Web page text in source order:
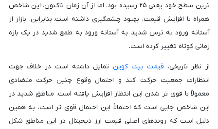
ترین سطح خود یعنی ۲۵ رسیده بود، اما از آن زمان تاکنون، این شاخص
همراه با افزایش قیمت، بهبود چشمگیری داشته است. بنابراین، بازار از
آستانه ورود به ترس شدید به آستانه ورود به طمع شدید در یک بازه
زمانی کوتاه تغییر کرده است.
از نظر تاریخی، قیمت بیت کوین تمایل داشته است در خلاف جهت
انتظارات جمعیت حرکت کند و احتمال وقوع چنین حرکت متضادی
معمولاً با قوی تر شدن این انتظار افزایش یافته است. مناطق شدید در
این شاخص جایی است که احتمالاً این احتمال قوی تر است، به همین
دلیل است که روندهای اصلی قیمت ارز دیجیتال در این مناطق شکل